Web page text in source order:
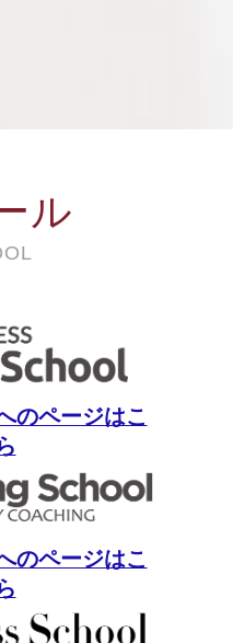
ル
のページはこ
のページはこ